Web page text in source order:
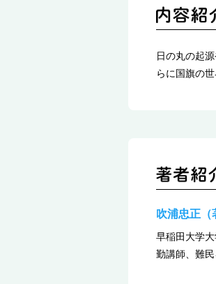
日の丸の起
らに国旗の
吹浦忠正（
早稲田大学
勤講師、難